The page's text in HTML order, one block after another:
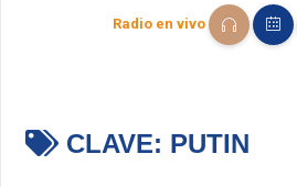
Radio en vivo
CLAVE: PUTIN